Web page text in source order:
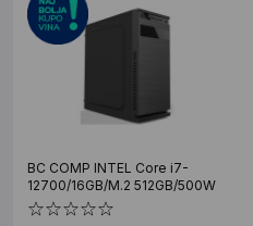
BC COMP INTEL Core i7-
12700/16GB/M.2 512GB/500W